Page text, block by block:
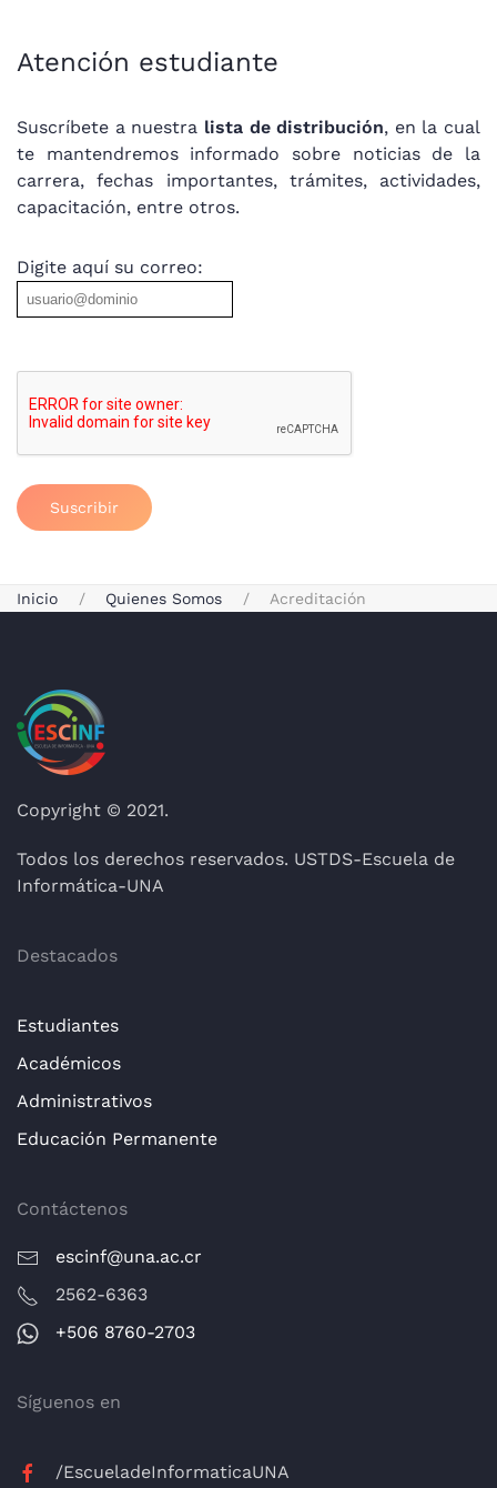
Atención estudiante
Suscríbete a nuestra lista de distribución, en la cual
te mantendremos informado sobre noticias de la
carrera, fechas importantes, trámites, actividades,
capacitación, entre otros.
Digite aquí su correo:
Suscribir
Inicio Quienes Somos Acreditación
Copyright © 2021.
Todos los derechos reservados. USTDS-Escuela de
Informática-UNA
Destacados
Estudiantes
Académicos
Administrativos
Educación Permanente
Contáctenos
escinf@una.ac.cr
2562-6363
+506 8760-2703
Síguenos en
/EscueladeInformaticaUNA